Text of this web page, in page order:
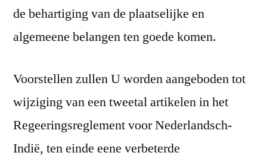
de behartiging van de plaatselijke en
algemeene belangen ten goede komen.
Voorstellen zullen U worden aangeboden tot
wijziging van een tweetal artikelen in het
Regeeringsreglement voor Nederlandsch-
Indië, ten einde eene verbeterde